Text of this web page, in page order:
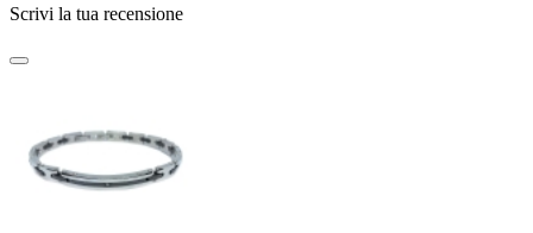
Scrivi la tua recensione